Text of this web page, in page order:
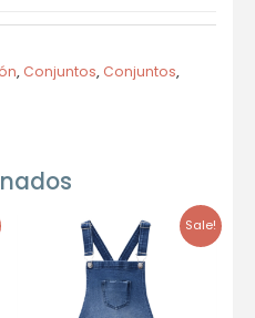
, Conjuntos, Conjuntos,
Sale!